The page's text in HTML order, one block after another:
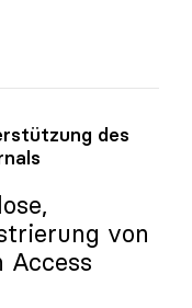
Uni-Zugang
des
von
Access